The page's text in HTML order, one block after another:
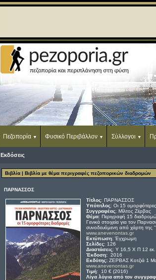
Πεζοπορία Φυσικό Περιβάλλον Σύλλογοι
Εκδόσεις
Βιβλία| Βιβλία με θέμα περιγραφές πεζοπορικών διαδρομών
ΠΑΡΝΑΣΣΟΣ
Τίτλος: ΠΑΡΝΑΣΣΟΣ
Υπότιτλος: Οι 15
Συγγραφέας: Μίλτος Ζέρβας
Θέμα: Περιγραφή 15
Γενικά στοιχεία για τον
συνοδευόμενη από χάρτη
www.anevenontas.gr
Εκτύπωση: Έγχρωμη
Σελίδες: 126
Διαστάσεις: Υ 16,5 Χ Π 12 εκ.
Έκδοση: 2016
Εκδότης: ΖΕΡΒΑΣ Κοτζιά 1
www.anevenontas.gr
Τιμή: 10 € (2016)
Λίγα λόγια από τον